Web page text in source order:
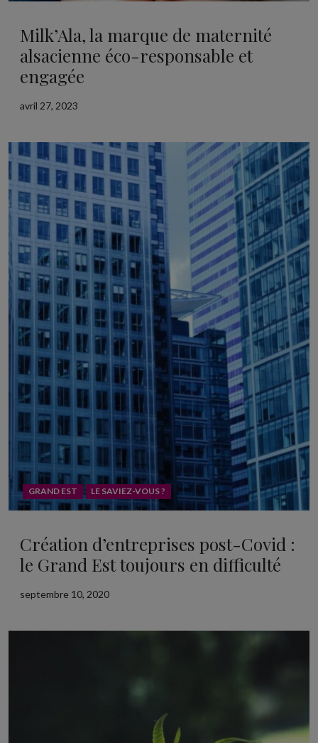
Milk’Ala, la marque de maternité
alsacienne éco-responsable et
engagée
avril 27, 2023
GRAND EST LE SAVIEZ-VOUS ?
Création d’entreprises post-Covid :
le Grand Est toujours en difficulté
septembre 10, 2020